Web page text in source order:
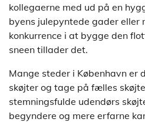
kollegaerne med ud på en
byens julepyntede gader eller
konkurrence i at bygge den
sneen tillader det.
Mange steder i København er
skøjter og tage på fælles
stemningsfulde udendørs
begyndere og mere erfarne